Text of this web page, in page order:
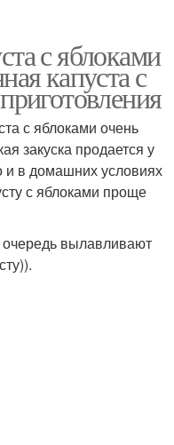
с яблоками
капуста с
с яблоками очень
закуска продается у
в домашних условиях
с яблоками проще
вылавливают